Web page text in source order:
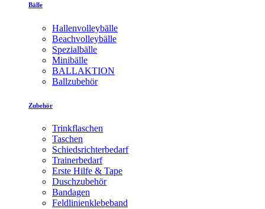
Bälle
Hallenvolleybälle
Beachvolleybälle
Spezialbälle
Minibälle
BALLAKTION
Ballzubehör
Zubehör
Trinkflaschen
Taschen
Schiedsrichterbedarf
Trainerbedarf
Erste Hilfe & Tape
Duschzubehör
Bandagen
Feldlinienklebeband